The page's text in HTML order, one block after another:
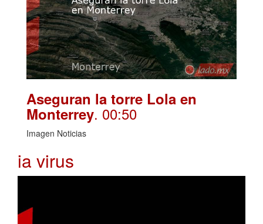
Aseguran la torre Lola en
Monterrey. 00:50
Imagen Noticias
ia virus